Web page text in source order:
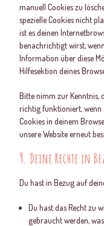
manuell Cookies zu
spezielle Cookies nicht
ist es deinen
benachrichtigt wirst,
Information über diese
Hilfesektion deines
Bitte nimm zur Kenntnis,
richtig funktioniert, wenn
Cookies in deinem
unsere Website erneut
9. Deine Rechte in
Du hast in Bezug auf
Du hast das Recht zu
gebraucht werden,